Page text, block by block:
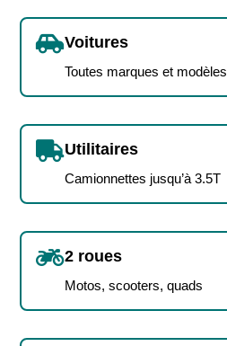
Voitures
Toutes marques et modèles
Utilitaires
Camionnettes jusqu’à 3.5T
2 roues
Motos, scooters, quads